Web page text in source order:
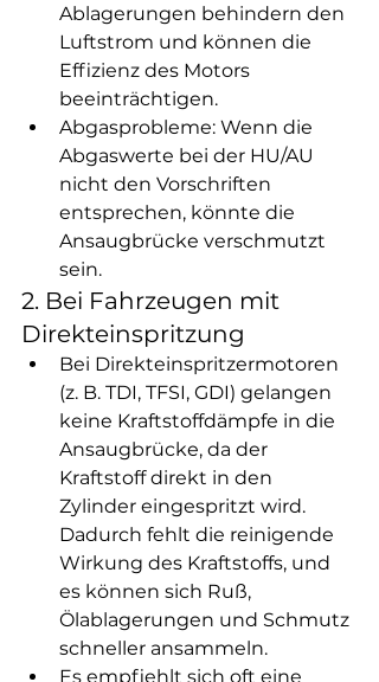
Ablagerungen behindern den
Luftstrom und können die
Effizienz des Motors
beeinträchtigen.
Abgasprobleme: Wenn die
Abgaswerte bei der HU/AU
nicht den Vorschriften
entsprechen, könnte die
Ansaugbrücke verschmutzt
sein.
2. Bei Fahrzeugen mit
Direkteinspritzung
Bei Direkteinspritzermotoren
(z. B. TDI, TFSI, GDI) gelangen
keine Kraftstoffdämpfe in die
Ansaugbrücke, da der
Kraftstoff direkt in den
Zylinder eingespritzt wird.
Dadurch fehlt die reinigende
Wirkung des Kraftstoffs, und
es können sich Ruß,
Ölablagerungen und Schmutz
schneller ansammeln.
Es empfiehlt sich oft eine